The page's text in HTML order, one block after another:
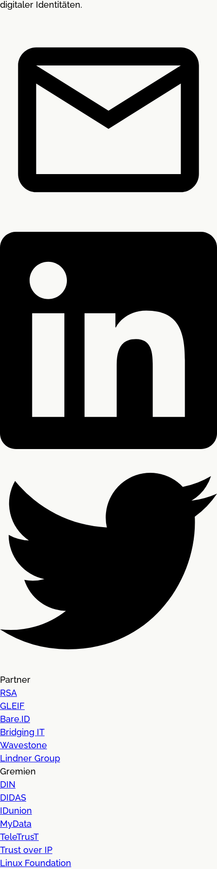
digitaler Identitäten.
Partner
RSA
GLEIF
Bare.ID
Bridging IT
Wavestone
Lindner Group
Gremien
DIN
DIDAS
IDunion
MyData
TeleTrusT
Trust over IP
Linux Foundation